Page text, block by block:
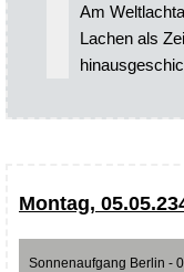
Am
Lachen als
Montag,
Sonnenaufgang Berlin -